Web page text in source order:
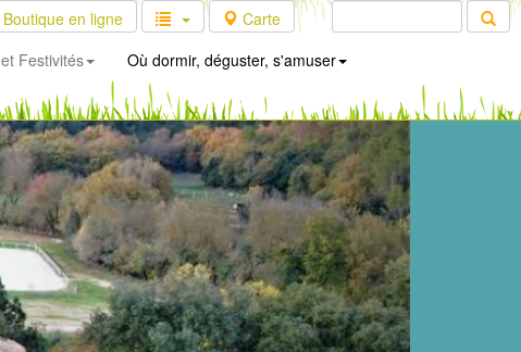
Boutique en ligne
Carte
et Festivités Où dormir, déguster, s'amuser